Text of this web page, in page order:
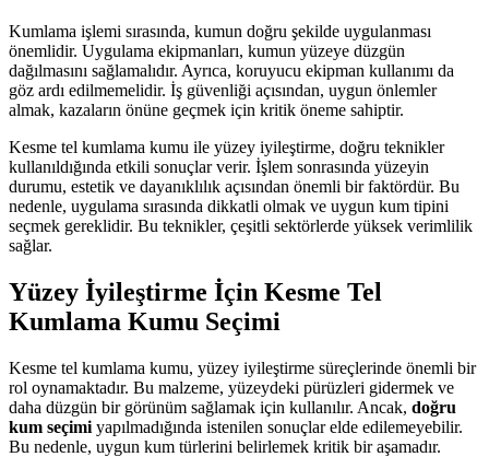
Kumlama işlemi sırasında, kumun doğru şekilde uygulanması
önemlidir. Uygulama ekipmanları, kumun yüzeye düzgün
dağılmasını sağlamalıdır. Ayrıca, koruyucu ekipman kullanımı da
göz ardı edilmemelidir. İş güvenliği açısından, uygun önlemler
almak, kazaların önüne geçmek için kritik öneme sahiptir.
Kesme tel kumlama kumu ile yüzey iyileştirme, doğru teknikler
kullanıldığında etkili sonuçlar verir. İşlem sonrasında yüzeyin
durumu, estetik ve dayanıklılık açısından önemli bir faktördür. Bu
nedenle, uygulama sırasında dikkatli olmak ve uygun kum tipini
seçmek gereklidir. Bu teknikler, çeşitli sektörlerde yüksek verimlilik
sağlar.
Yüzey İyileştirme İçin Kesme Tel
Kumlama Kumu Seçimi
Kesme tel kumlama kumu, yüzey iyileştirme süreçlerinde önemli bir
rol oynamaktadır. Bu malzeme, yüzeydeki pürüzleri gidermek ve
daha düzgün bir görünüm sağlamak için kullanılır. Ancak, doğru
kum seçimi yapılmadığında istenilen sonuçlar elde edilemeyebilir.
Bu nedenle, uygun kum türlerini belirlemek kritik bir aşamadır.